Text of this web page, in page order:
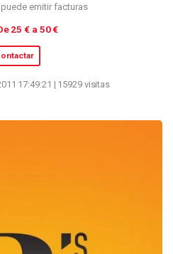
emitir facturas
25 € a 50 €
17:49:21 | 15929 visitas